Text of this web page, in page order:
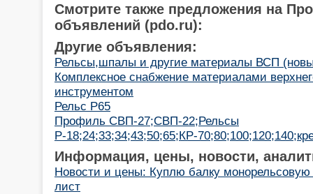
Смотрите также предложения на
объявлений (pdo.ru):
Другие объявления:
Рельсы,шпалы и другие материалы ВСП
Комплексное снабжение материалами
инструментом
Рельс Р65
Профиль СВП-27;СВП-22;Рельсы
Р-18;24;33;34;43;50;65;КР-
Информация, цены, новости,
Новости и цены: Куплю балку монорельсовую
лист